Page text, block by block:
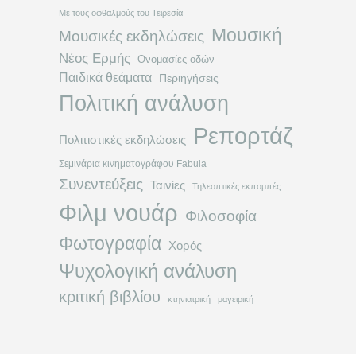
Με τους οφθαλμούς του Τειρεσία
Μουσικές εκδηλώσεις Μουσική
Νέος Ερμής Ονομασίες οδών
Παιδικά θεάματα Περιηγήσεις
Πολιτική ανάλυση
Πολιτιστικές εκδηλώσεις Ρεπορτάζ
Σεμινάρια κινηματογράφου Fabula
Συνεντεύξεις Ταινίες Τηλεοπτικές εκπομπές
Φιλμ νουάρ Φιλοσοφία
Φωτογραφία Χορός
Ψυχολογική ανάλυση
κριτική βιβλίου κτηνιατρική μαγειρική